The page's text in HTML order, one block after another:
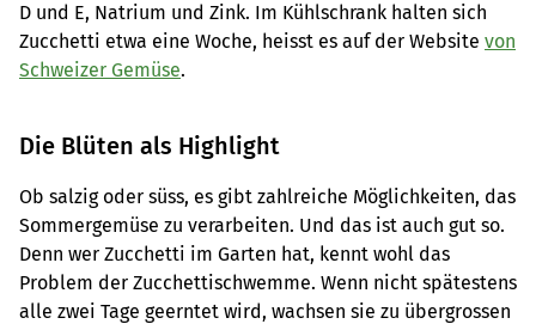
D und E, Natrium und Zink. Im Kühlschrank halten sich
Zucchetti etwa eine Woche, heisst es auf der Website von
Schweizer Gemüse.
Die Blüten als Highlight
Ob salzig oder süss, es gibt zahlreiche Möglichkeiten, das
Sommergemüse zu verarbeiten. Und das ist auch gut so.
Denn wer Zucchetti im Garten hat, kennt wohl das
Problem der Zucchettischwemme. Wenn nicht spätestens
alle zwei Tage geerntet wird, wachsen sie zu übergrossen